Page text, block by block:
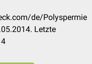
de/Polyspermie
Letzte